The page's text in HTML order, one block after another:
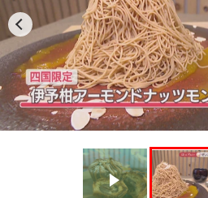
Play